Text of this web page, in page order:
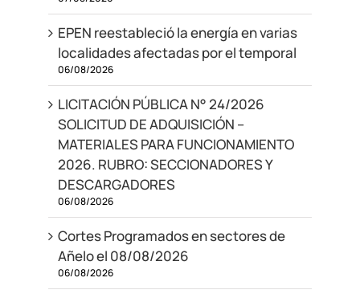
EPEN reestableció la energía en varias
localidades afectadas por el temporal
06/08/2026
LICITACIÓN PÚBLICA N° 24/2026
SOLICITUD DE ADQUISICIÓN –
MATERIALES PARA FUNCIONAMIENTO
2026. RUBRO: SECCIONADORES Y
DESCARGADORES
06/08/2026
Cortes Programados en sectores de
Añelo el 08/08/2026
06/08/2026